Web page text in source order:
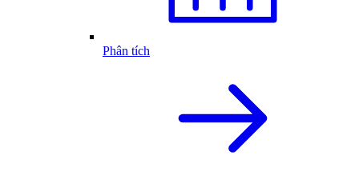
Phân tích